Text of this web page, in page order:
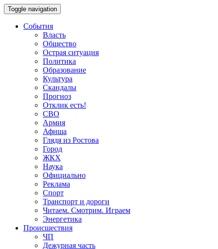
Toggle navigation
События
Власть
Общество
Острая ситуация
Политика
Образование
Культура
Скандалы
Прогноз
Отклик есть!
СВО
Армия
Афиша
Глядя из Ростова
Город
ЖКХ
Наука
Официально
Реклама
Спорт
Транспорт и дороги
Читаем. Смотрим. Играем
Энергетика
Происшествия
ЧП
Дежурная часть